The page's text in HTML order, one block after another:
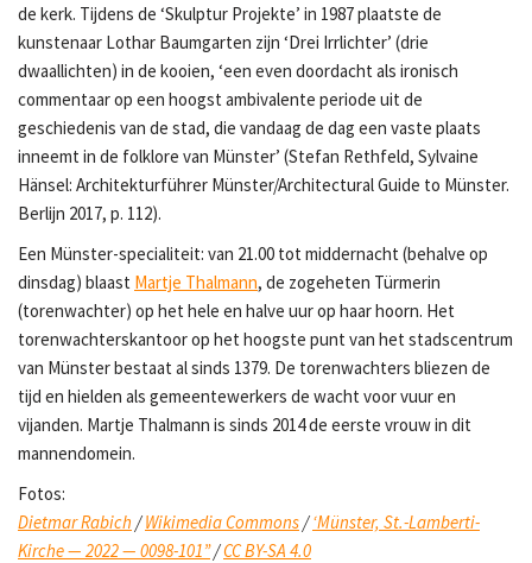
de kerk. Tijdens de ‘Skulptur Projekte’ in 1987 plaatste de
kunstenaar Lothar Baumgarten zijn ‘Drei Irrlichter’ (drie
dwaallichten) in de kooien, ‘een even doordacht als ironisch
commentaar op een hoogst ambivalente periode uit de
geschiedenis van de stad, die vandaag de dag een vaste plaats
inneemt in de folklore van Münster’ (Stefan Rethfeld, Sylvaine
Hänsel: Architekturführer Münster/Architectural Guide to Münster.
Berlijn 2017, p. 112).
Een Münster-specialiteit: van 21.00 tot middernacht (behalve op
dinsdag) blaast Martje Thalmann, de zogeheten Türmerin
(torenwachter) op het hele en halve uur op haar hoorn. Het
torenwachterskantoor op het hoogste punt van het stadscentrum
van Münster bestaat al sinds 1379. De torenwachters bliezen de
tijd en hielden als gemeentewerkers de wacht voor vuur en
vijanden. Martje Thalmann is sinds 2014 de eerste vrouw in dit
mannendomein.
Fotos:
Dietmar Rabich /Wikimedia Commons /‘Münster, St.-Lamberti-
Kirche — 2022 — 0098-101”/CC BY-SA 4.0